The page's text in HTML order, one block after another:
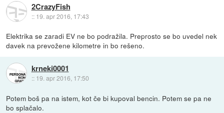
2CrazyFish
:: 19. apr 2016, 17:43
Elektrika se zaradi EV ne bo podražila. Preprosto se bo uvedel nek
davek na prevožene kilometre in bo rešeno.
krneki0001
:: 19. apr 2016, 17:50
Potem boš pa na istem, kot če bi kupoval bencin. Potem se pa ne
bo splačalo.